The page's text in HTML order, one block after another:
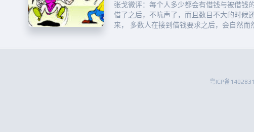
张戈微评：每个人多少都会有借钱与被借钱
借了之后，不吭声了，而且数目不大的时候
来， 多数人在接到借钱要求之后，会自然而
困难。一句老话精辟的总结了借钱这点事：
粤ICP备